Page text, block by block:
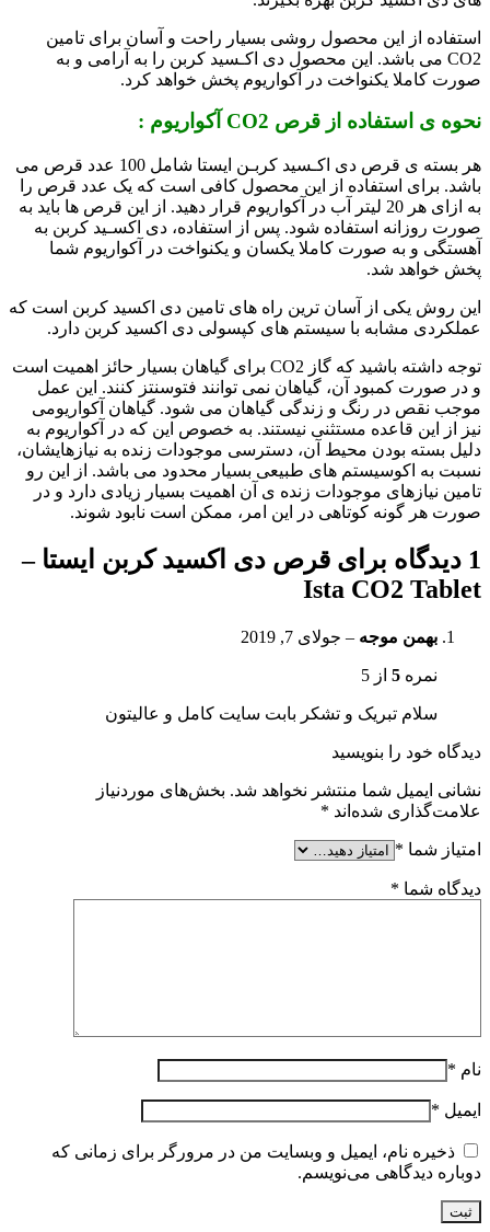
استفاده از این محصول روشی بسیار راحت و آسان برای تامین
CO2 می باشد. این محصول دی اکـسید کربن را به آرامی و به
صورت کاملا یکنواخت در آکواریوم پخش خواهد کرد.
نحوه ی استفاده از قرص CO2 آکواریوم :
هر بسته ی قرص دی اکـسید کربـن ایستا شامل 100 عدد قرص می
باشد. برای استفاده از این محصول کافی است که یک عدد قرص را
به ازای هر 20 لیتر آب در آکواریوم قرار دهید. از این قرص ها باید به
صورت روزانه استفاده شود. پس از استفاده، دی اکسـید کربن به
آهستگی و به صورت کاملا یکسان و یکنواخت در آکواریوم شما
پخش خواهد شد.
این روش یکی از آسان ترین راه های تامین دی اکسید کربن است که
عملکردی مشابه با سیستم های کپسولی دی اکسید کربن دارد.
توجه داشته باشید که گاز CO2 برای گیاهان بسیار حائز اهمیت است
و در صورت کمبود آن، گیاهان نمی توانند فتوسنتز کنند. این عمل
موجب نقص در رنگ و زندگی گیاهان می شود. گیاهان آکواریومی
نیز از این قاعده مستثنی نیستند. به خصوص این که در آکواریوم به
دلیل بسته بودن محیط آن، دسترسی موجودات زنده به نیازهایشان،
نسبت به اکوسیستم های طبیعی بسیار محدود می باشد. از این رو
تامین نیازهای موجودات زنده ی آن اهمیت بسیار زیادی دارد و در
صورت هر گونه کوتاهی در این امر، ممکن است نابود شوند.
1 دیدگاه برای
قرص دی اکسید کربن ایستا –
Ista CO2 Tablet
بهمن موجه – جولای 7, 2019
نمره 5 از 5
سلام تبریک و تشکر بابت سایت کامل و عالیتون
دیدگاه خود را بنویسید
نشانی ایمیل شما منتشر نخواهد شد. بخش‌های موردنیاز
علامت‌گذاری شده‌اند *
امتیاز شما *
دیدگاه شما *
نام *
ایمیل *
ذخیره نام، ایمیل و وبسایت من در مرورگر برای زمانی که
دوباره دیدگاهی می‌نویسم.